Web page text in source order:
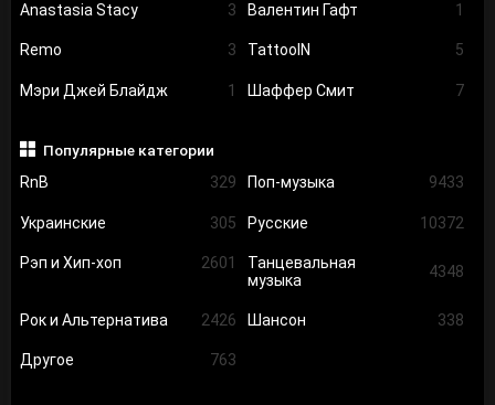
Anastasia Stacy 3 Валентин Гафт 1
Remo 3 TattooIN 5
Мэри Джей Блайдж 1 Шаффер Смит 7
Популярные категории
RnB
329 Поп-музыка 9433
Украинские 305 Русские 10372
Рэп и Хип-хоп 2601
Танцевальная
музыка
4348
Рок и Альтернатива 2426 Шансон 338
Другое 763